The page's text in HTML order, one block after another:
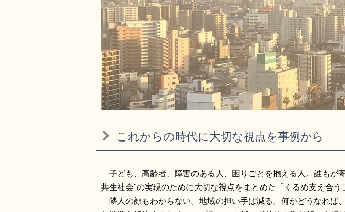
これからの時代に大切な視点を事例から
子ども、高齢者、障害のある人、困りごとを抱える人。誰もが
共生社会"の実現のために大切な視点をまとめた「くるめ支え合う
隣人の顔もわからない。地域の担い手は減る。何がどうなれば